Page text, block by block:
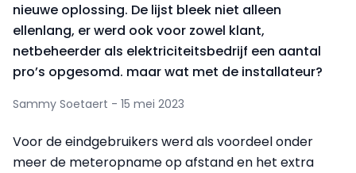
nieuwe oplossing. De lijst bleek niet alleen
ellenlang, er werd ook voor zowel klant,
netbeheerder als elektriciteitsbedrijf een aantal
pro’s opgesomd. maar wat met de installateur?
Sammy Soetaert - 15 mei 2023
Voor de eindgebruikers werd als voordeel onder
meer de meteropname op afstand en het extra